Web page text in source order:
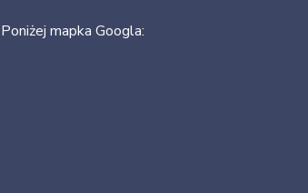
Poniżej mapka Googla: